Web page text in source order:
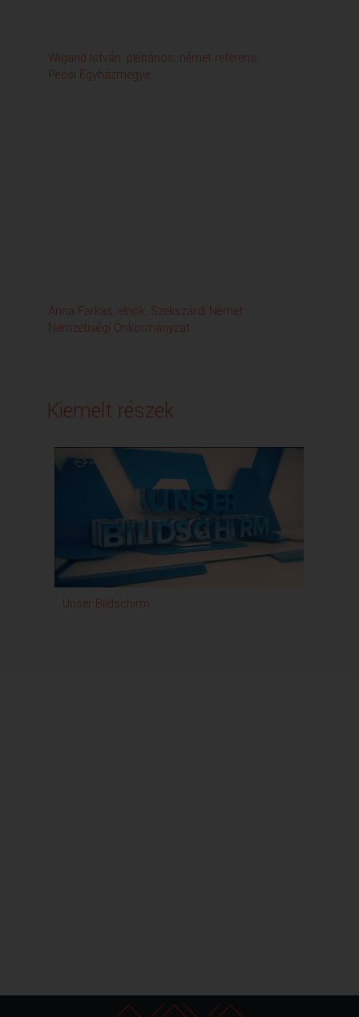
Wigand István, plébános; német referens,
Pécsi Egyházmegye
Anna Farkas, elnök, Szekszárdi Német
Nemzetiségi Önkormányzat
Kiemelt részek
Unser Bildschirm